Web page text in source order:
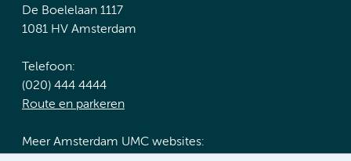
De Boelelaan 1117
1081 HV Amsterdam
Telefoon:
(020) 444 4444
Route en parkeren
Meer Amsterdam UMC websites: